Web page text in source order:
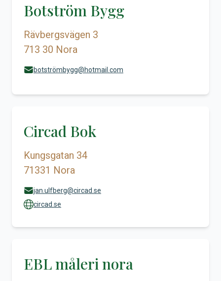
Botström Bygg
Rävbergsvägen 3
713 30 Nora
botströmbygg@hotmail.com
Circad Bok
Kungsgatan 34
71331 Nora
jan.ulfberg@circad.se
circad.se
EBL måleri nora